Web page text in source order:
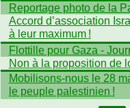
Reportage photo de la
Accord d’association
à leur maximum !
Flottille pour Gaza -
Non à la proposition de
Mobilisons-nous le 28
le peuple palestinien !